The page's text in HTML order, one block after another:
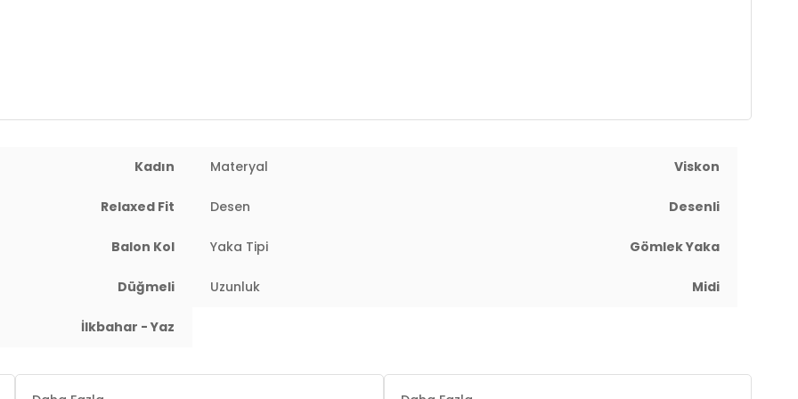
Menşei:Türkiye
2DY67810558.112
Kadın Materyal Viskon
Relaxed Fit Desen Desenli
Balon Kol Yaka Tipi Gömlek Yaka
Düğmeli Uzunluk Midi
İlkbahar - Yaz